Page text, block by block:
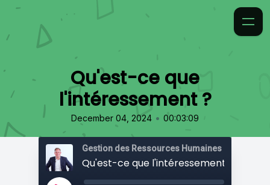
Qu'est-ce que
l'intéressement ?
December 04, 2024 • 00:03:09
Gestion des Ressources Humaines
Qu'est-ce que l'intéressement ?